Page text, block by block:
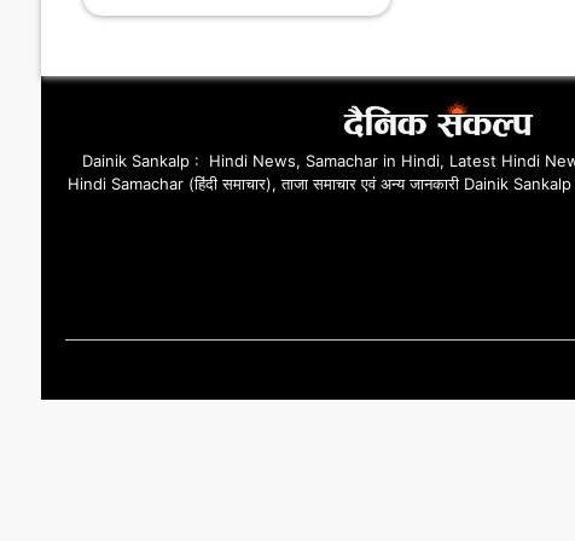
Dainik Sankalp : Hindi News, Samachar in Hindi, Latest Hindi
Hindi Samachar (हिंदी समाचार), ताजा समाचार एवं अन्य जानकारी Dainik